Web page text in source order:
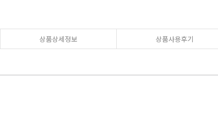
상품상세정보 상품사용후기